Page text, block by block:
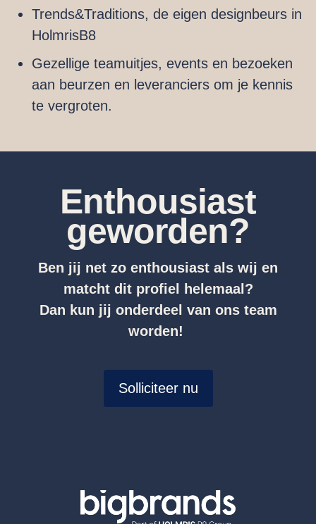
Trends&Traditions, de eigen designbeurs in
HolmrisB8
Gezellige teamuitjes, events en bezoeken
aan beurzen en leveranciers om je kennis
te vergroten.
Enthousiast
geworden?
Ben jij net zo enthousiast als wij en
matcht dit profiel helemaal?
Dan kun jij onderdeel van ons team
worden!
Solliciteer nu